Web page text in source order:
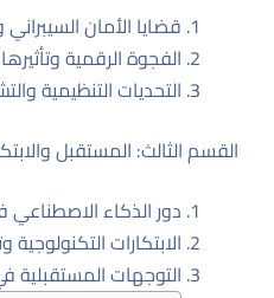
قضايا الأمان السيبراني
الفجوة الرقمية
التحديات التنظيمية
القسم الثالث: المستقبل
دور الذكاء الاصطناعي
الابتكارات
التوجهات المستقبلية